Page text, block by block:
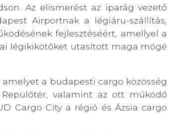
Az elismerést az iparág vezető
Airportnak a légiáru-szállítás,
fejlesztéséért, amellyel a
légikikötőket utasított maga mögé
a budapesti cargo közösség
valamint az ott működő
Cargo City a régió és Ázsia cargo